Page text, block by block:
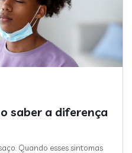
saber a diferença
Quando esses sintomas